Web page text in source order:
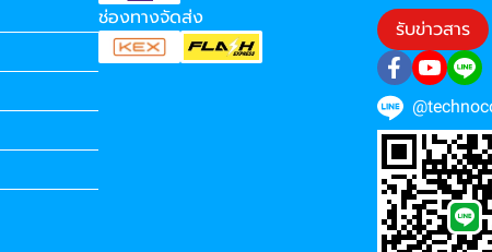
ช่องทางจัดส่ง รับข่าวสาร